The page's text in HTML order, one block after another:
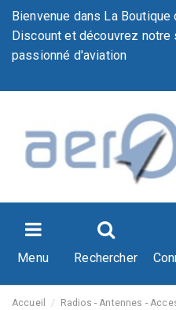
Bienvenue dans La
Discount et découvrez
passionné d'aviation
Menu Rechercher
Accueil Radios - Antennes -